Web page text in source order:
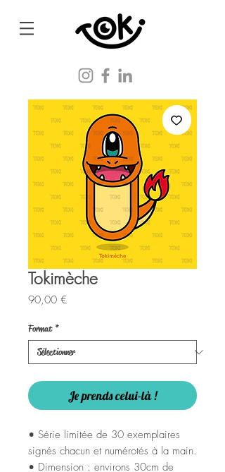
Tokimèche
90,00 €Prix
Format *
Je prends celui-là !
• Série limitée de 30 exemplaires
signés chacun et numérotés à la main.
• Dimension : environs 30cm de